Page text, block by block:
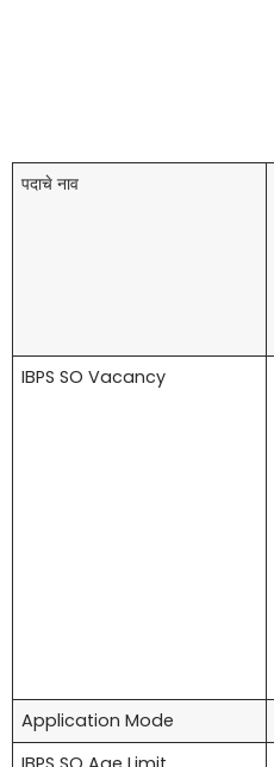
पदाचे नाव
IBPS SO Vacancy
Application Mode